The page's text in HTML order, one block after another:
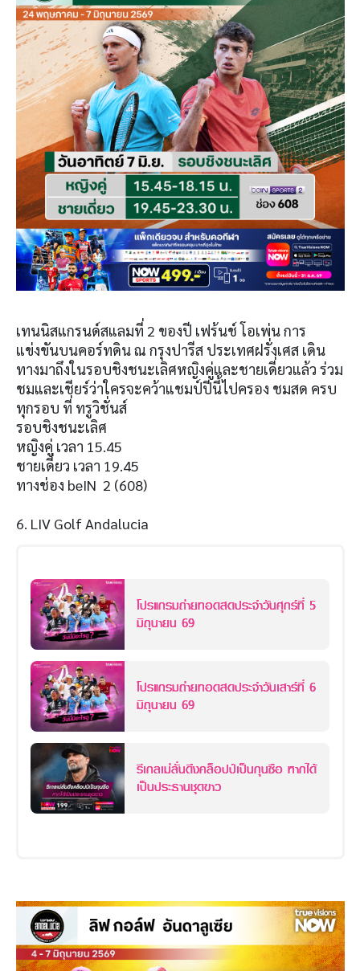
เทนนิสแกรนด์สแลมที่ 2 ของปี เฟร้นช์ โอเพ่น การ
แข่งขันบนคอร์ทดิน ณ กรุงปารีส ประเทศฝรั่งเศส เดิน
ทางมาถึงในรอบชิงชนะเลิศหญิงคู่และชายเดี่ยวแล้ว ร่วม
ชมและเชียร์ว่าใครจะคว้าแชมป์ปีนี้ไปครอง ชมสด ครบ
ทุกรอบ ที่ ทรูวิชั่นส์
รอบชิงชนะเลิศ
หญิงคู่ เวลา 15.45
ชายเดี่ยว เวลา 19.45
ทางช่อง beIN 2 (608)
6. LIV Golf Andalucia
โปรแกรมถ่ายทอดสดประจำวันศุกร์ที่ 5
มิถุนายน 69
โปรแกรมถ่ายทอดสดประจำวันเสาร์ที่ 6
มิถุนายน 69
รีเกลเม่ลั่นดึงคล็อปป์เป็นกุนซือ หากได้
เป็นประธานชุดขาว